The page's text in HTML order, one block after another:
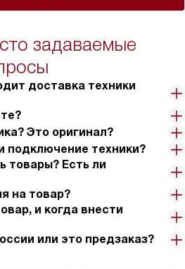
задаваемые
доставка техники
Это оригинал?
подключение техники?
товары? Есть ли
на товар?
и когда внести
или это предзаказ?